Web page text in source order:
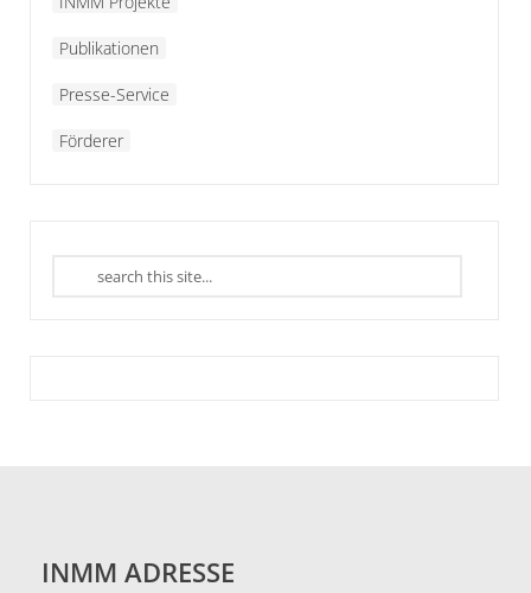
Publikationen
Presse-Service
Förderer
INMM ADRESSE